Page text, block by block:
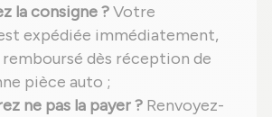
la consigne ?Votre
expédiée immédiatement,
dès réception de
pièce auto ;
ne pas la payer ? Renvoyez-